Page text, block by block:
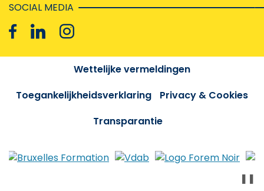
SOCIAL MEDIA
Wettelijke vermeldingen
Toegankelijkheidsverklaring
Privacy & Cookies
Transparantie
❚❚